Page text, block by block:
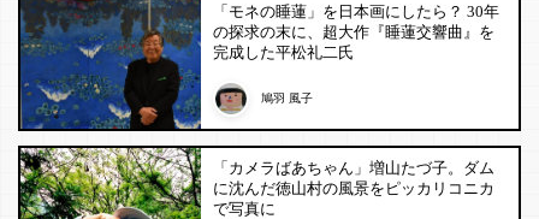
「モネの睡蓮」を日本画にしたら？ 30年
の探求の末に、超大作『睡蓮交響曲』を
完成した平松礼二氏
鳩羽 風子
「カメラばあちゃん」増山たづ子。ダム
に沈んだ徳山村の風景をピッカリコニカ
で写真に